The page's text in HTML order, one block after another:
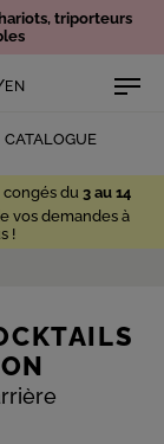
du 3 au 14
vos demandes à
!
triporteurs
EN
CATALOGUE